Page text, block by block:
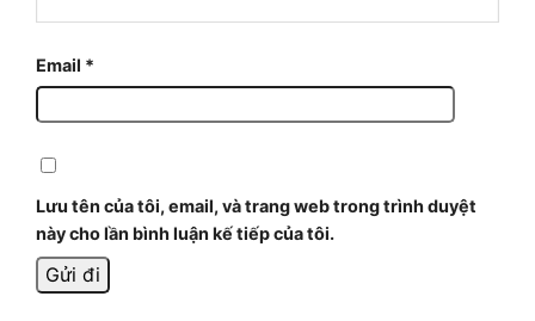
Email *
Lưu tên của tôi, email, và trang web trong trình duyệt
này cho lần bình luận kế tiếp của tôi.